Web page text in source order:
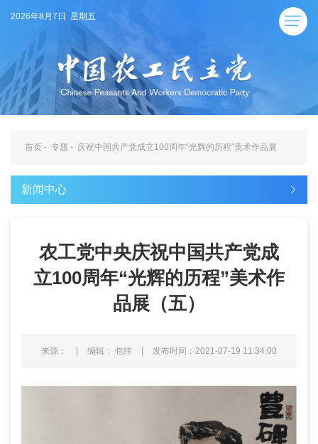
2026年8月7日 星期五
首页 - 专题 - 庆祝中国共产党成立100周年“光辉的历程”美术作品展
新闻中心
农工党中央庆祝中国共产党成
立100周年“光辉的历程”美术作
品展（五）
来源： | 编辑： 包纬 | 发布时间：2021-07-19 11:34:00